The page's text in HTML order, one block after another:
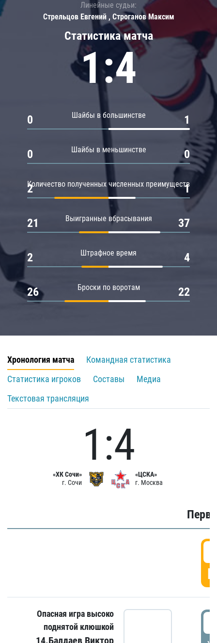
Статистика матча
1:4
Шайбы в большинстве
0 1
Шайбы в меньшинстве
0 0
Количество полученных численных преимуществ
2 1
Выигранные вбрасывания
21 37
Штрафное время
2 4
Броски по воротам
26 22
Линейные судьи:
Стрельцов Евгений , Строганов Максим
Хронология матча
Командная статистика
Статистика игроков
Составы
Медиа
Текстовая трансляция
«ХК Сочи»
г. Сочи
1:4
«ЦСКА»
г. Москва
Опасная игра высоко
поднятой клюшкой
14.Балдаев Виктор